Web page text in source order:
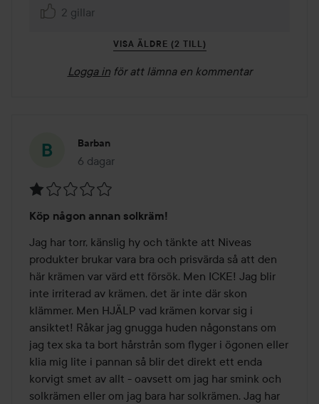
2 gillar
VISA ÄLDRE (2 TILL)
Logga in för att lämna en kommentar
Barban
6 dagar
Inlägget skapades 6 dagar
1
av
5
Köp någon annan solkräm!
Jag har torr, känslig hy och tänkte att Niveas
produkter brukar vara bra och prisvärda så att den
här krämen var värd ett försök. Men ICKE! Jag blir
inte irriterad av krämen, det är inte där skon
klämmer. Men HJÄLP vad krämen korvar sig i
ansiktet! Råkar jag gnugga huden någonstans om
jag tex ska ta bort hårstrån som flyger i ögonen eller
klia mig lite i pannan så blir det direkt ett enda
korvigt smet av allt - oavsett om jag har smink och
solkrämen eller om jag bara har solkrämen. Jag har